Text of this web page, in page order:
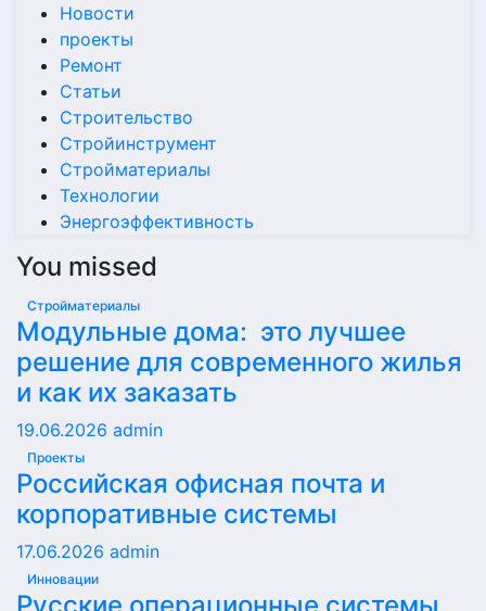
Новости
проекты
Ремонт
Статьи
Строительство
Стройинструмент
Стройматериалы
Технологии
Энергоэффективность
You missed
Стройматериалы
Модульные дома: это лучшее
решение для современного жилья
и как их заказать
19.06.2026 admin
Проекты
Российская офисная почта и
корпоративные системы
17.06.2026 admin
Инновации
Русские операционные системы